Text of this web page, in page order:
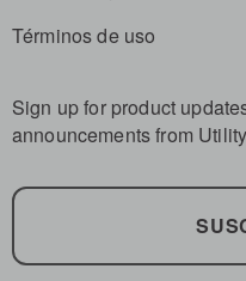
Términos de uso
Sign up for product
announcements from